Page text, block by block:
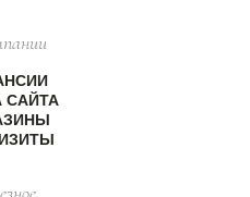
САЙТА